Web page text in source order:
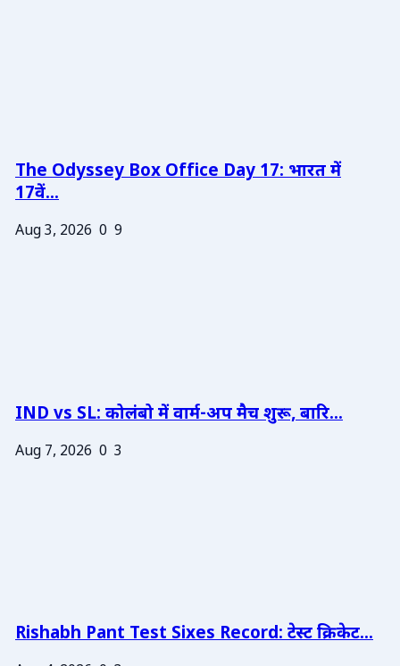
The Odyssey Box Office Day 17: भारत में
17वें...
Aug 3, 2026 0 9
IND vs SL: कोलंबो में वार्म-अप मैच शुरू, बारि...
Aug 7, 2026 0 3
Rishabh Pant Test Sixes Record: टेस्ट क्रिकेट...